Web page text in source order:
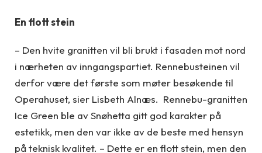
En flott stein
– Den hvite granitten vil bli brukt i fasaden mot nord
i nærheten av inngangspartiet. Rennebusteinen vil
derfor være det første som møter besøkende til
Operahuset, sier Lisbeth Alnæs. Rennebu-granitten
Ice Green ble av Snøhetta gitt god karakter på
estetikk, men den var ikke av de beste med hensyn
på teknisk kvalitet. – Dette er en flott stein, men den